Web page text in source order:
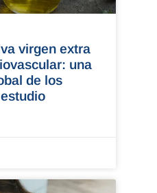
virgen extra
una
de los